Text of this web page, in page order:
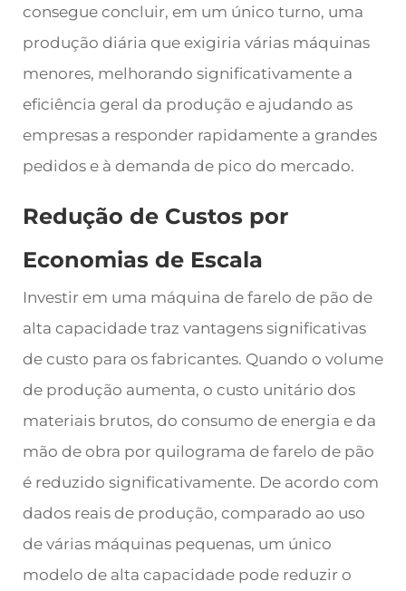
consegue concluir, em um único turno, uma
produção diária que exigiria várias máquinas
menores, melhorando significativamente a
eficiência geral da produção e ajudando as
empresas a responder rapidamente a grandes
pedidos e à demanda de pico do mercado.
Redução de Custos por
Economias de Escala
Investir em uma máquina de farelo de pão de
alta capacidade traz vantagens significativas
de custo para os fabricantes. Quando o volume
de produção aumenta, o custo unitário dos
materiais brutos, do consumo de energia e da
mão de obra por quilograma de farelo de pão
é reduzido significativamente. De acordo com
dados reais de produção, comparado ao uso
de várias máquinas pequenas, um único
modelo de alta capacidade pode reduzir o